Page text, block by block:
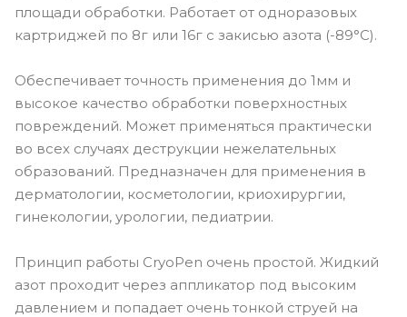
площади обработки. Работает от одноразовых
картриджей по 8г или 16г с закисью азота (-89°C).
Обеспечивает точность применения до 1мм и
высокое качество обработки поверхностных
повреждений. Может применяться практически
во всех случаях деструкции нежелательных
образований. Предназначен для применения в
дерматологии, косметологии, криохирургии,
гинекологии, урологии, педиатрии.
Принцип работы CryoPen очень простой. Жидкий
азот проходит через аппликатор под высоким
давлением и попадает очень тонкой струей на